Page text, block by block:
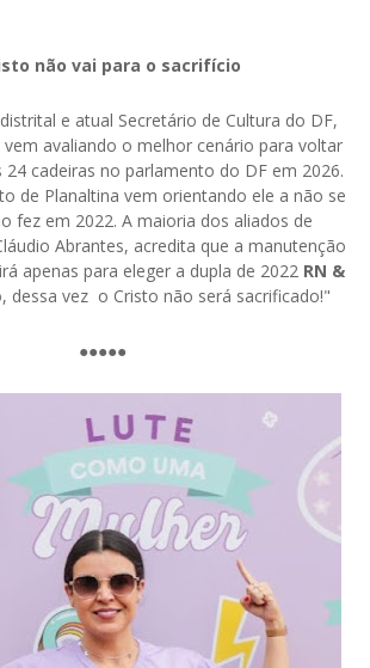
não vai para o sacrifício
e atual Secretário de Cultura do DF,
vem avaliando o melhor cenário para voltar
24 cadeiras no parlamento do DF em 2026.
de Planaltina vem orientando ele a não se
fez em 2022. A maioria dos aliados de
Abrantes, acredita que a manutenção
apenas para eleger a dupla de 2022 RN &
dessa vez o Cristo não será sacrificado!"
●●●●●